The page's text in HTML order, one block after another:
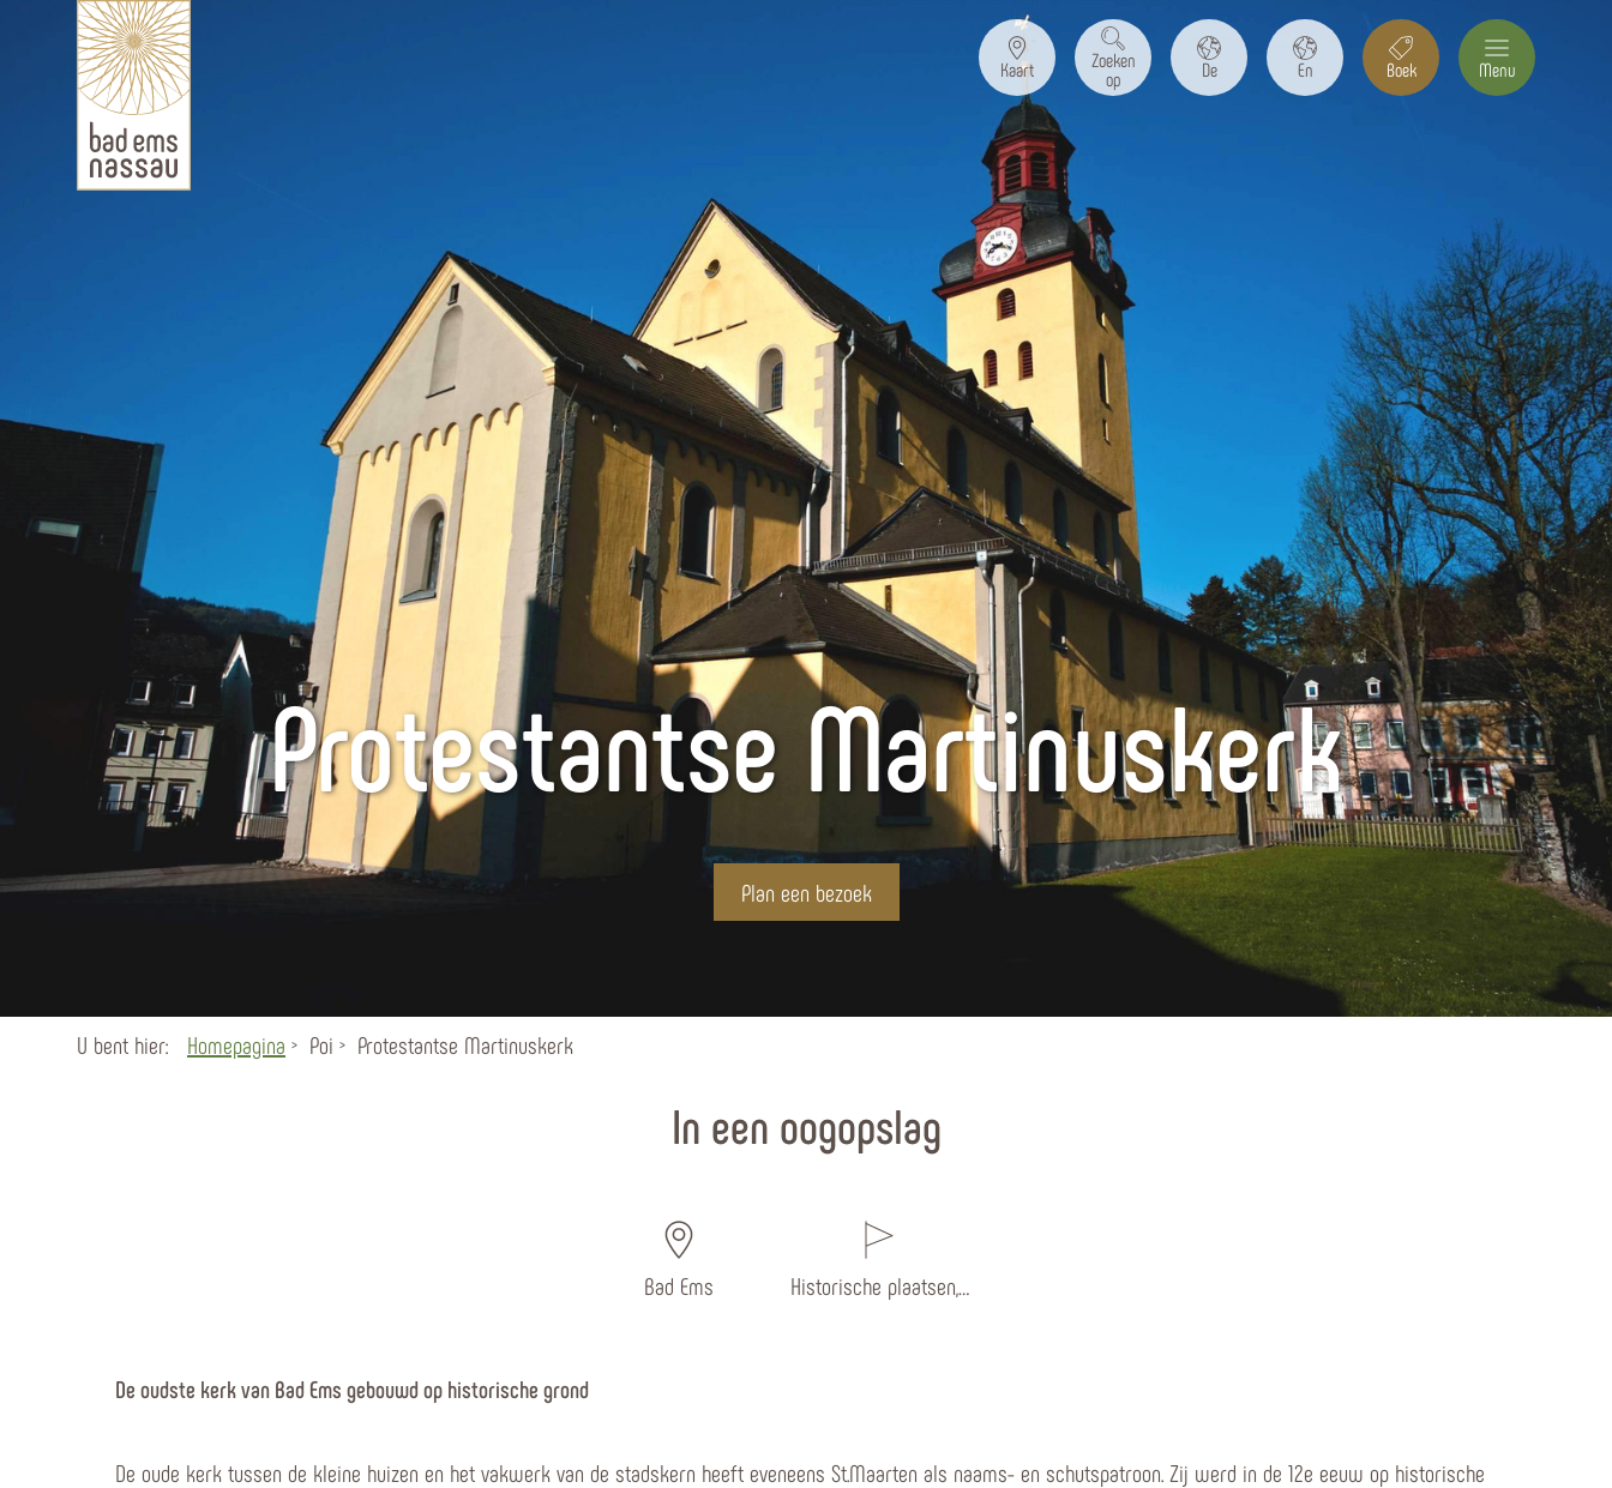
Kaart
Zoeken
op
De En Boek Menu
Protestantse Martinuskerk
Plan een bezoek
U bent hier: Homepagina Poi Protestantse Martinuskerk
In een oogopslag
Bad Ems Historische plaatsen,…
De oudste kerk van Bad Ems gebouwd op historische grond
De oude kerk tussen de kleine huizen en het vakwerk van de stadskern heeft eveneens St.Maarten als naams- en schutspatroon. Zij werd in de 12e eeuw op historische